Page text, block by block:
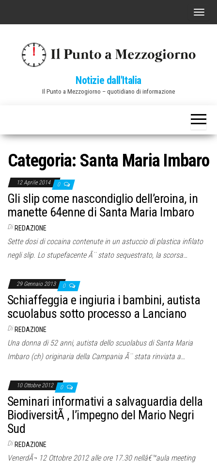
C
a
v
g
e
Notizie dall'Italia
Il Punto a Mezzogiorno – quotidiano di informazione
Categoria: Santa Maria Imbaro
12 Aprile 2014 0
Gli slip come nascondiglio dell’eroina, in
manette 64enne di Santa Maria Imbaro
Di REDAZIONE
Sette dosi di cocaina contenute in un astuccio di plastica infilato
negli slip. Lo stupefacente Ã¨ stato sequestrato, la scorsa…
29 Gennaio 2013 0
Schiaffeggia e ingiuria i bambini, autista
scuolabus sotto processo a Lanciano
Di REDAZIONE
Una donna di 52 anni, autista dello scuolabus di Santa Maria
Imbaro (ch) originaria della Campania Ã¨ stata rinviata a…
10 Ottobre 2012 0
Seminari informativi a salvaguardia della
BiodiversitÃ , l’impegno del Mario Negri
Sud
Di REDAZIONE
VenerdÃ¬ 12 Ottobre 2012 alle ore 17.30 nellâ€™aula meeting